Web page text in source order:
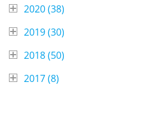
2020 (38)
2019 (30)
2018 (50)
2017 (8)